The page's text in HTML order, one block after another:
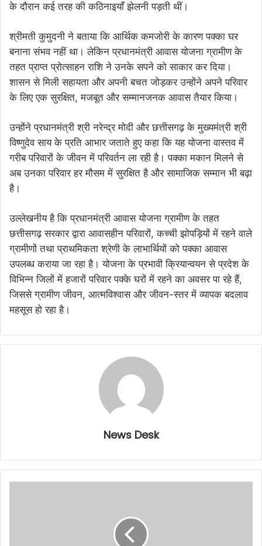
के दौरान कई तरह की कठिनाइयाँ झेलनी पड़ती थीं।
श्रीमती कुमुदनी ने बताया कि आर्थिक कमजोरी के कारण पक्का घर
बनाना संभव नहीं था। लेकिन प्रधानमंत्री आवास योजना ग्रामीण के
तहत प्राप्त प्रोत्साहन राशि ने उनके सपने को साकार कर दिया।
शासन से मिली सहायता और अपनी बचत जोड़कर उन्होंने अपने परिवार
के लिए एक सुरक्षित, मजबूत और सम्मानजनक आवास तैयार किया।
उन्होंने प्रधानमंत्री श्री नरेन्द्र मोदी और छत्तीसगढ़ के मुख्यमंत्री श्री
विष्णुदेव साय के प्रति आभार जताते हुए कहा कि यह योजना वास्तव में
गरीब परिवारों के जीवन में परिवर्तन ला रही है। पक्का मकान मिलने से
अब उनका परिवार हर मौसम में सुरक्षित है और सामाजिक सम्मान भी बढ़ा
है।
उल्लेखनीय है कि प्रधानमंत्री आवास योजना ग्रामीण के तहत
छत्तीसगढ़ सरकार द्वारा आवासहीन परिवारों, कच्ची झोपड़ियों में रहने वाले
ग्रामीणों तथा प्राथमिकता श्रेणी के लाभार्थियों को पक्का आवास
उपलब्ध कराया जा रहा है। योजना के प्रभावी क्रियान्वयन से प्रदेश के
विभिन्न जिलों में हजारों परिवार पक्के घरों में रहने का अवसर पा रहे हैं,
जिससे ग्रामीण जीवन, आत्मविश्वास और जीवन-स्तर में व्यापक बदलाव
महसूस हो रहा है।
News Desk